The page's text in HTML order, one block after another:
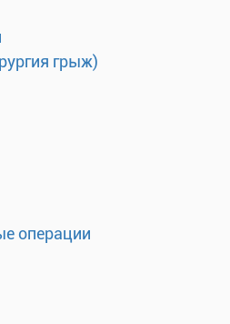
грыж)
операции